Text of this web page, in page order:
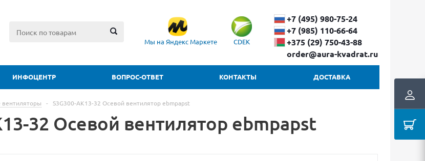
Мы на Яндекс Маркете CDEK
+7 (495) 980-75-24
+7 (985) 110-66-64
+375 (29) ​750-43-88
order@aura-kvadrat.ru
ИНФОЦЕНТР ВОПРОС-ОТВЕТ КОНТАКТЫ ДОСТАВКА
- S3G300-AK13-32 Осевой вентилятор ebmpapst
32 Осевой вентилятор ebmpapst